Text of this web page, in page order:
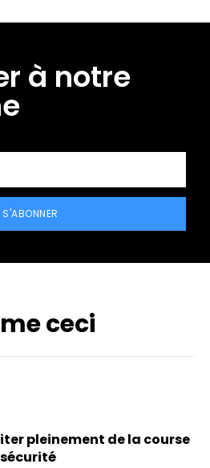
à notre
S'ABONNER
ceci
pleinement de la course